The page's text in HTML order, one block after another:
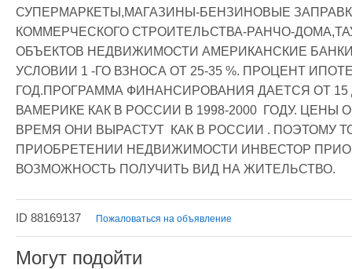
СУПЕРМАРКЕТЫ,МАГАЗИНЫ-БЕНЗИНОВЫЕ
КОММЕРЧЕСКОГО СТРОИТЕЛЬСТВА-РАНЧО-
ОБЪЕКТОВ НЕДВИЖИМОСТИ АМЕРИКАНСКИЕ
УСЛОВИИ 1 -ГО ВЗНОСА ОТ 25-35 %. ПРОЦЕНТ
ГОД.ПРОГРАММА ФИНАНСИРОВАНИЯ ДАЕТСЯ ОТ 15
ВАМЕРИКЕ КАК В РОССИИ В 1998-2000  ГОДУ. ЦЕНЫ
ВРЕМЯ ОНИ ВЫРАСТУТ  КАК В РОССИИ . ПОЭТОМУ
ПРИОБРЕТЕНИИ НЕДВИЖИМОСТИ ИНВЕСТОР
ВОЗМОЖНОСТЬ ПОЛУЧИТЬ ВИД НА ЖИТЕЛЬСТВО.
ID 88169137 Пожаловаться на объявление
Могут подойти